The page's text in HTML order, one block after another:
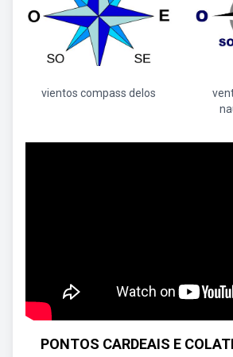
vientos compass delos
PONTOS CARDEAIS E